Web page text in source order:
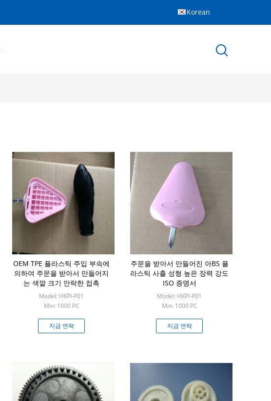
Korean
OEM TPE 플라스틱 주입 부속에
의하여 주문을 받아서 만들어지
는 색깔 크기 안락한 접촉
Model: HKPI-P01
Min: 1000 PC
지금 연락
주문을 받아서 만들어진 아BS 플
라스틱 사출 성형 높은 장력 강도
ISO 증명서
Model: HKPI-P01
Min: 1000 PC
지금 연락